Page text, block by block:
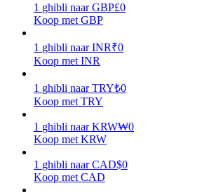
Macht varkentje
Verdien dagelijks competitieve beloningen
1 ghibli naar GBP£0
Koop met GBP
1 ghibli naar INR₹0
Koop met INR
1 ghibli naar TRY₺0
Koop met TRY
1 ghibli naar KRW₩0
Koop met KRW
1 ghibli naar CAD$0
Koop met CAD